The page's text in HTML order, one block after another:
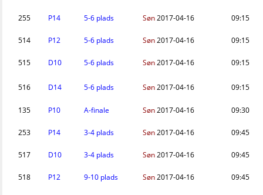
255 P14 5-6 plads Søn2017-04-16 09:15
514 P12 5-6 plads Søn2017-04-16 09:15
515 D10 5-6 plads Søn2017-04-16 09:15
516 D14 5-6 plads Søn2017-04-16 09:15
135 P10 A-finale Søn2017-04-16 09:30
253 P14 3-4 plads Søn2017-04-16 09:45
517 D10 3-4 plads Søn2017-04-16 09:45
518 P12 9-10 plads Søn2017-04-16 09:45